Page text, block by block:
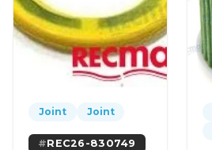
Joint Joint
REC26-830749